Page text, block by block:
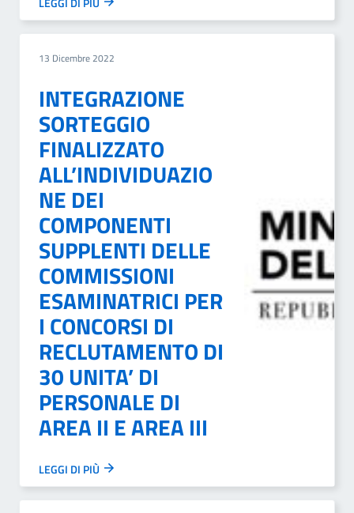
13 Dicembre 2022
INTEGRAZIONE
SORTEGGIO
FINALIZZATO
ALL’INDIVIDUAZIO
NE DEI
COMPONENTI
SUPPLENTI DELLE
COMMISSIONI
ESAMINATRICI PER
I CONCORSI DI
RECLUTAMENTO DI
30 UNITA’ DI
PERSONALE DI
AREA II E AREA III
LEGGI DI PIÙ